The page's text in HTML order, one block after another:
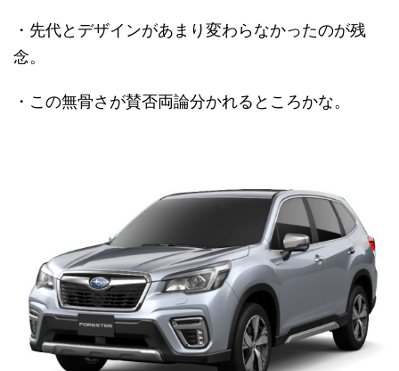
・先代とデザインがあまり変わらなかったのが残
念。
・この無骨さが賛否両論分かれるところかな。